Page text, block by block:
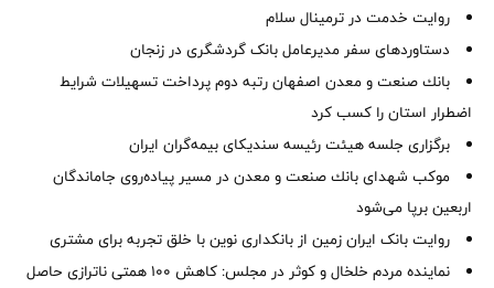
روایت خدمت در ترمینال سلام
دستاوردهای سفر مدیرعامل بانک گردشگری در زنجان
بانك صنعت و معدن اصفهان رتبه دوم پرداخت تسهیلات شرایط
اضطرار استان را كسب كرد
برگزاری جلسه هیئت رئیسه سندیکای بیمه‌گران ایران
موكب شهدای بانك صنعت و معدن در مسیر پیاده‌روی جاماندگان
اربعین برپا می‌شود
روایت بانک ایران زمین از بانکداری نوین با خلق تجربه برای مشتری
نماینده مردم خلخال و کوثر در مجلس: کاهش ۱۰۰ همتی ناترازی حاصل